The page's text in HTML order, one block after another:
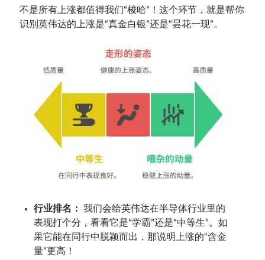
不是所有上涨都值得我们“梭哈”！这个环节，就是帮你
识别英伟达的上涨是“真金白银”还是“昙花一现”。
行业排名：
我们会给英伟达在半导体行业里的
表现打个分，看看它是“学霸”还是“中等生”。如
果它能在同行中脱颖而出，那说明上涨的“含金
量”更高！